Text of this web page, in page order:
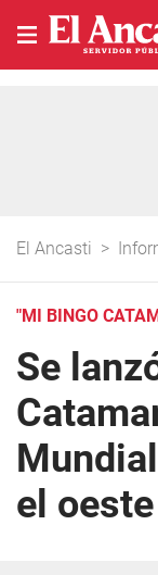
El Ancasti >
"MI BINGO
Se
el